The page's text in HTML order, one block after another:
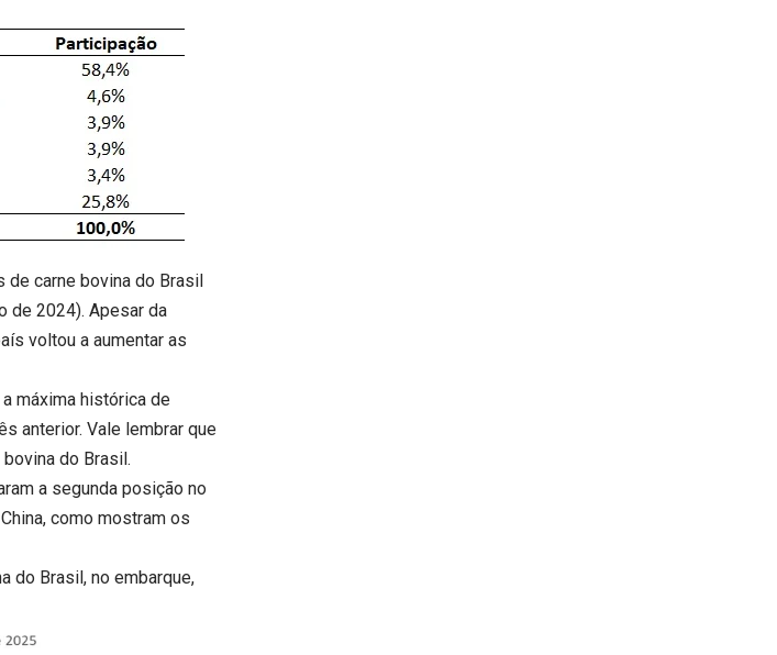
de carne bovina do Brasil
de 2024). Apesar da
voltou a aumentar as
máxima histórica de
anterior. Vale lembrar que
do Brasil.
a segunda posição no
como mostram os
do Brasil, no embarque,